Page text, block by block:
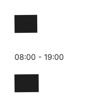
08:00 - 19:00